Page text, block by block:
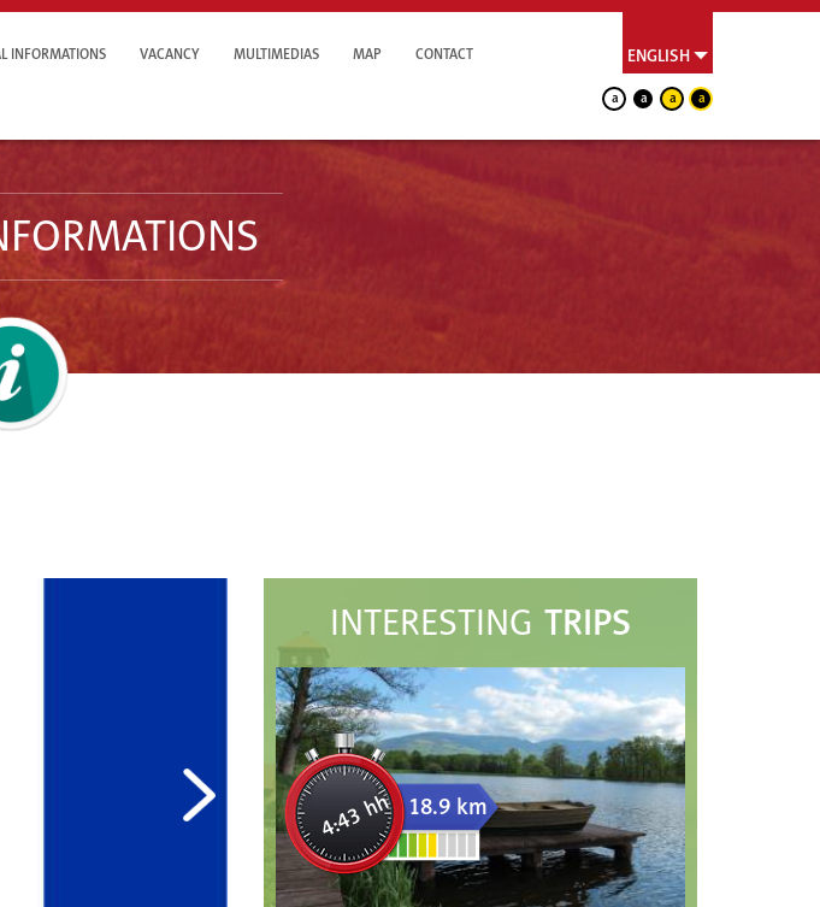
ENGLISH
a a a a
INFORMATIONS VACANCY MULTIMEDIAS MAP CONTACT
INTERESTING TRIPS
4:43 hh 18.9 km